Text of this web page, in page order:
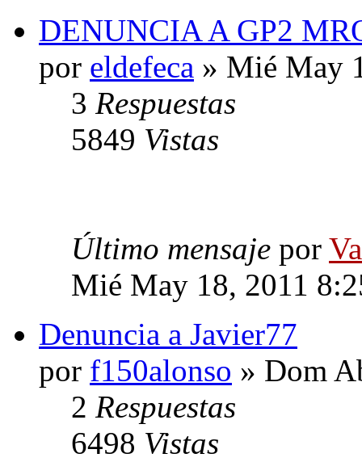
DENUNCIA A GP2
por eldefeca » Mié May
3 Respuestas
5849 Vistas
Último mensaje por
Mié May 18, 2011
Denuncia a Javier77
por f150alonso » Dom
2 Respuestas
6498 Vistas